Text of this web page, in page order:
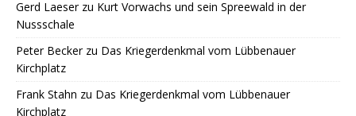
Gerd Laeserzu Kurt Vorwachs und sein Spreewald in der
Nussschale
Peter Beckerzu Das Kriegerdenkmal vom Lübbenauer
Kirchplatz
Frank Stahn zu Das Kriegerdenkmal vom Lübbenauer
Kirchplatz